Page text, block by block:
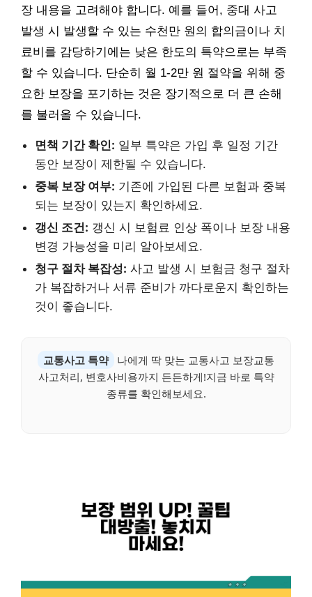
장 내용을 고려해야 합니다. 예를 들어, 중대 사고
발생 시 발생할 수 있는 수천만 원의 합의금이나 치
료비를 감당하기에는 낮은 한도의 특약으로는 부족
할 수 있습니다. 단순히 월 1-2만 원 절약을 위해 중
요한 보장을 포기하는 것은 장기적으로 더 큰 손해
를 불러올 수 있습니다.
면책 기간 확인: 일부 특약은 가입 후 일정 기간
동안 보장이 제한될 수 있습니다.
중복 보장 여부: 기존에 가입된 다른 보험과 중복
되는 보장이 있는지 확인하세요.
갱신 조건: 갱신 시 보험료 인상 폭이나 보장 내용
변경 가능성을 미리 알아보세요.
청구 절차 복잡성: 사고 발생 시 보험금 청구 절차
가 복잡하거나 서류 준비가 까다로운지 확인하는
것이 좋습니다.
교통사고 특약
나에게 딱 맞는 교통사고 보장교통
사고처리, 변호사비용까지 든든하게!지금 바로 특약
종류를 확인해보세요.